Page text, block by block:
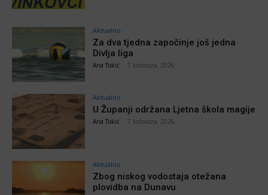
Aktualno
Za dva tjedna započinje još jedna
Divlja liga
Ana Tokić 7 kolovoza, 2026
Aktualno
U Županji održana Ljetna škola magije
Ana Tokić 7 kolovoza, 2026
Aktualno
Zbog niskog vodostaja otežana
plovidba na Dunavu